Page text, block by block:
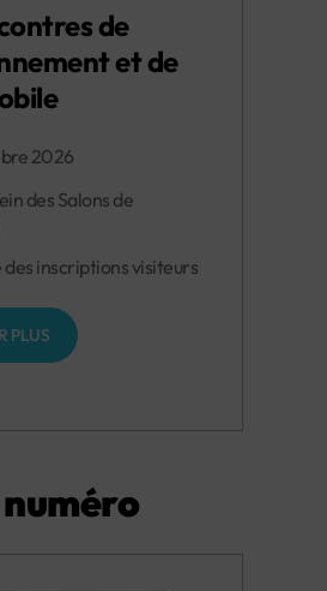
de
et de
2026
des Salons de
inscriptions visiteurs
PLUS